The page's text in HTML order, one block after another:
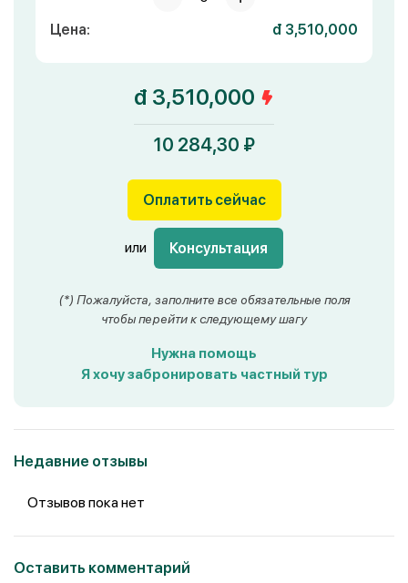
Цена:
đ 3,510,000
đ 3,510,000
10 284,30 ₽
Оплатить сейчас
или Консультация
(*) Пожалуйста, заполните все обязательные поля
чтобы перейти к следующему шагу
Нужна помощь
Я хочу забронировать частный тур
Недавние отзывы
Отзывов пока нет
Оставить комментарий